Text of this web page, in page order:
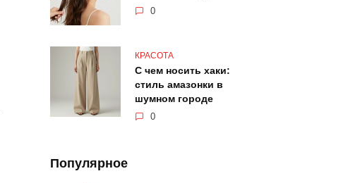
0
КРАСОТА
С чем носить хаки:
стиль амазонки в
шумном городе
0
Популярное